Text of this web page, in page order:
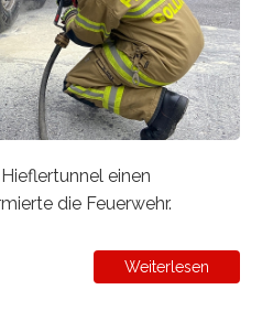
einen
die Feuerwehr.
Weiterlesen